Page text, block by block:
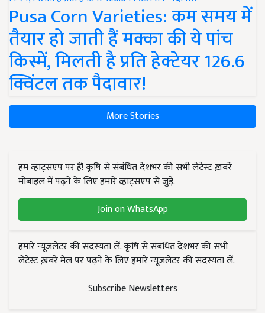
Pusa Corn Varieties: कम समय में
तैयार हो जाती हैं मक्का की ये पांच
किस्में, मिलती है प्रति हेक्टेयर 126.6
क्विंटल तक पैदावार!
More Stories
हम व्हाट्सएप पर हैं! कृषि से संबंधित देशभर की सभी लेटेस्ट ख़बरें
मोबाइल में पढ़ने के लिए हमारे व्हाट्सएप से जुड़ें.
Join on WhatsApp
हमारे न्यूज़लेटर की सदस्यता लें. कृषि से संबंधित देशभर की सभी
लेटेस्ट ख़बरें मेल पर पढ़ने के लिए हमारे न्यूज़लेटर की सदस्यता लें.
Subscribe Newsletters